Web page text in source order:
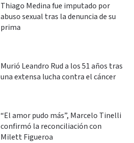
Thiago Medina fue imputado por
abuso sexual tras la denuncia de su
prima
Murió Leandro Rud a los 51 años tras
una extensa lucha contra el cáncer
“El amor pudo más”, Marcelo Tinelli
confirmó la reconciliación con
Milett Figueroa